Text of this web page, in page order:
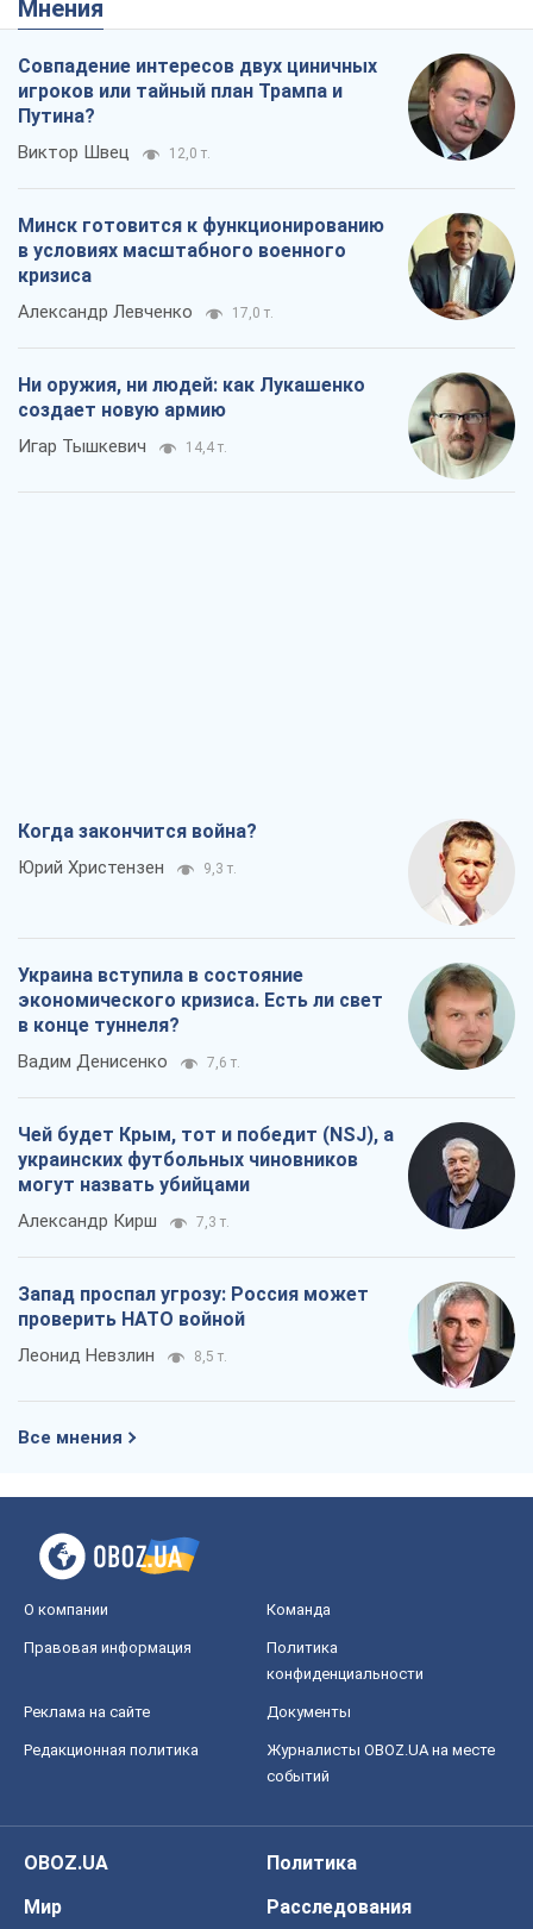
Мнения
Совпадение интересов двух циничных
игроков или тайный план Трампа и
Путина?
Виктор Швец 12,0 т.
Минск готовится к функционированию
в условиях масштабного военного
кризиса
Александр Левченко 17,0 т.
Ни оружия, ни людей: как Лукашенко
создает новую армию
Игар Тышкевич 14,4 т.
Когда закончится война?
Юрий Христензен 9,3 т.
Украина вступила в состояние
экономического кризиса. Есть ли свет
в конце туннеля?
Вадим Денисенко 7,6 т.
Чей будет Крым, тот и победит (NSJ), а
украинских футбольных чиновников
могут назвать убийцами
Александр Кирш 7,3 т.
Запад проспал угрозу: Россия может
проверить НАТО войной
Леонид Невзлин 8,5 т.
Все мнения
О компании Команда
Правовая информация
Политика
конфиденциальности
Реклама на сайте Документы
Редакционная политика
Журналисты OBOZ.UA на месте
событий
OBOZ.UA
Политика
Мир
Расследования